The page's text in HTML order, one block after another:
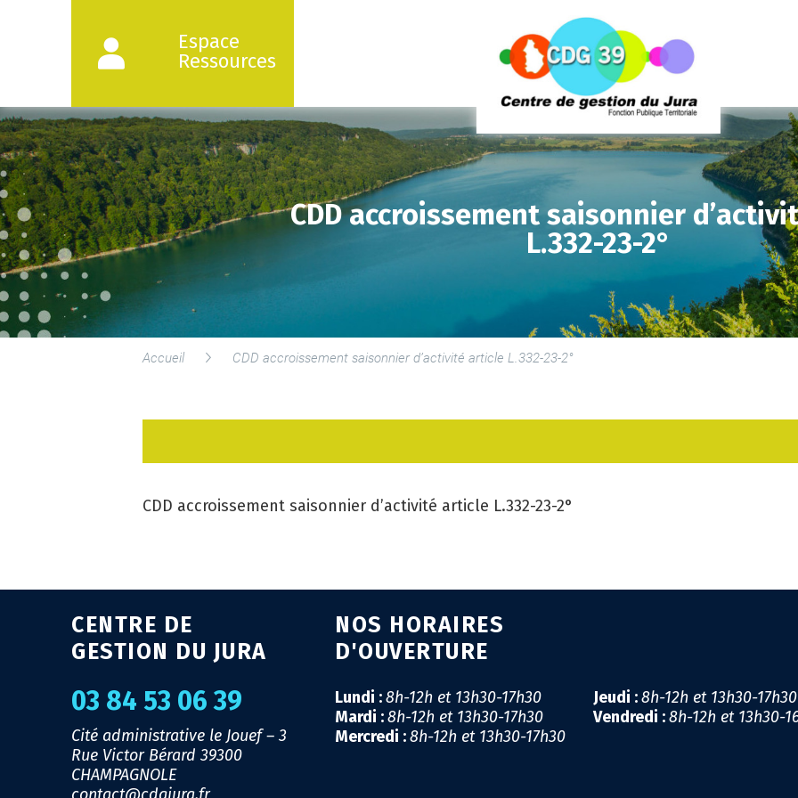
Espace
Ressources
CDD accroissement saisonnier
L.332-23-2°
Accueil CDD accroissement saisonnier d’activité article L.332-23-2°
CDD accroissement saisonnier d’activité article L.332-23-2°
CENTRE DE
GESTION DU JURA
03 84 53 06 39
Cité administrative le Jouef – 3
Rue Victor Bérard 39300
CHAMPAGNOLE
NOS HORAIRES
D'OUVERTURE
Lundi :8h-12h et 13h30-17h30
Mardi :8h-12h et 13h30-17h30
Mercredi :8h-12h et 13h30-17h30
Jeudi :8h-12h et 13h30-17h30
Vendredi :8h-12h et 13h30-